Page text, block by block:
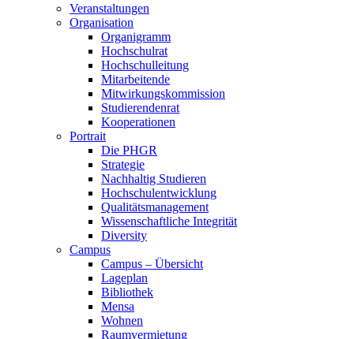
Veranstaltungen
Organisation
Organigramm
Hochschulrat
Hochschulleitung
Mitarbeitende
Mitwirkungskommission
Studierendenrat
Kooperationen
Portrait
Die PHGR
Strategie
Nachhaltig Studieren
Hochschulentwicklung
Qualitätsmanagement
Wissenschaftliche Integrität
Diversity
Campus
Campus – Übersicht
Lageplan
Bibliothek
Mensa
Wohnen
Raumvermietung